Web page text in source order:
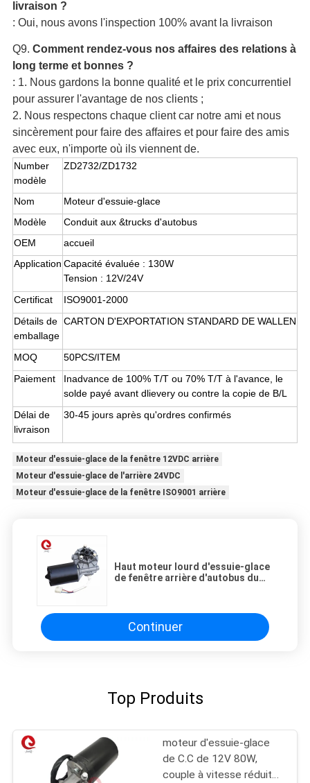
livraison ?
: Oui, nous avons l'inspection 100% avant la livraison
Q9. Comment rendez-vous nos affaires des relations à
long terme et bonnes ?
: 1. Nous gardons la bonne qualité et le prix concurrentiel
pour assurer l'avantage de nos clients ;
2. Nous respectons chaque client car notre ami et nous
sincèrement pour faire des affaires et pour faire des amis
avec eux, n'importe où ils viennent de.
Number
modèle
ZD2732/ZD1732
Nom
Moteur d'essuie-glace
Modèle
Conduit aux &trucks d'autobus
OEM
accueil
Application Capacité évaluée : 130W
Tension : 12V/24V
Certificat
ISO9001-2000
Détails de
emballage
CARTON D'EXPORTATION STANDARD DE WALLEN
MOQ
50PCS/ITEM
Paiement
Inadvance de 100% T/T ou 70% T/T à l'avance, le
solde payé avant dlievery ou contre la copie de B/L
Délai de
livraison
30-45 jours après qu'ordres confirmés
Moteur d'essuie-glace de la fenêtre 12VDC arrière
Moteur d'essuie-glace de l'arrière 24VDC
Moteur d'essuie-glace de la fenêtre ISO9001 arrière
Haut moteur lourd d'essuie-glace
de fenêtre arrière d'autobus du
Continuer
Top Produits
moteur d'essuie-glace
de C.C de 12V 80W,
couple à vitesse réduite